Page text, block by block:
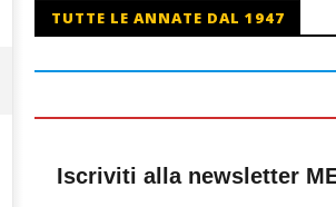
TUTTE LE ANNATE DAL 1947
Iscriviti alla newsletter